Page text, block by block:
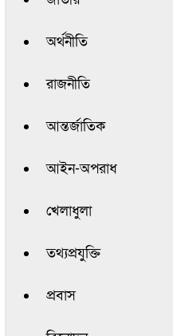
অর্থনীতি
রাজনীতি
আন্তর্জাতিক
আইন-অপরাধ
খেলাধুলা
তথ্যপ্রযুক্তি
প্রবাস